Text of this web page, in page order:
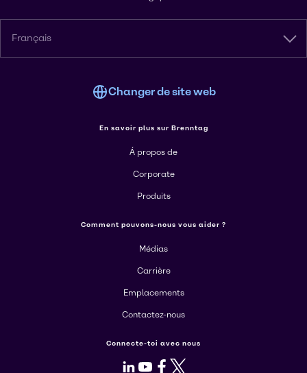
Français
Changer de site web
En savoir plus sur Brenntag
Á propos de
Corporate
Produits
Comment pouvons-nous vous aider ?
Médias
Carrière
Emplacements
Contactez-nous
Connecte-toi avec nous
LinkedIn
Youtube
Facebook
X